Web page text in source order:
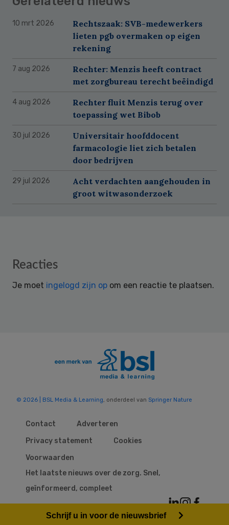
10 mrt 2026
Rechtszaak: SVB-medewerkers
lieten pgb overmaken op eigen
rekening
7 aug 2026
Rechter: Menzis heeft contract
met zorgbureau terecht beëindigd
4 aug 2026
Rechter fluit Menzis terug over
toepassing wet Bibob
30 jul 2026
Universitair hoofddocent
farmacologie liet zich betalen
door bedrijven
29 jul 2026
Acht verdachten aangehouden in
groot witwasonderzoek
Reader
Reacties
Je moet ingelogd zijn op om een reactie te plaatsen.
© 2026 | BSL Media & Learning , onderdeel van Springer Nature
Contact
Adverteren
Privacy statement
Cookies
Voorwaarden
Het laatste nieuws over de zorg. Snel,
geïnformeerd, compleet
Schrijf u in voor de nieuwsbrief